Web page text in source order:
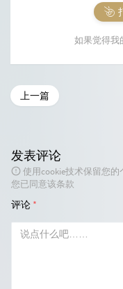
如果觉得我
上一篇
发表评论
使用cookie技术保留您
您已同意该条款
评论 *